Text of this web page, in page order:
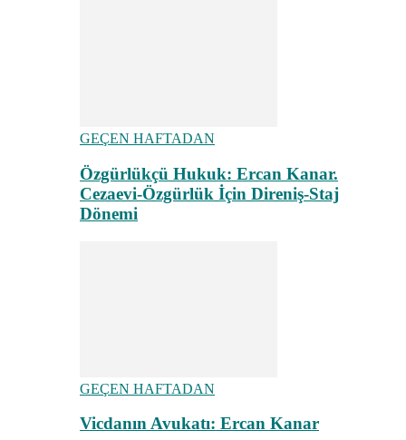
GEÇEN HAFTADAN
Özgürlükçü Hukuk: Ercan Kanar.
Cezaevi-Özgürlük İçin Direniş-Staj
Dönemi
GEÇEN HAFTADAN
Vicdanın Avukatı: Ercan Kanar